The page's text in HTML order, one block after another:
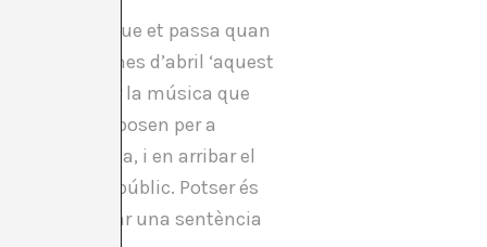
o el que et passa quan
el mes d’abril ‘aquest
vocació per la música que
que imposen per a
una idea, i en arribar el
pel públic. Potser és
va decantar una sentència